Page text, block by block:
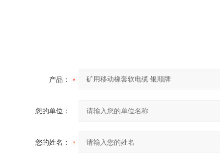
产品：
您的单位：
您的姓名：